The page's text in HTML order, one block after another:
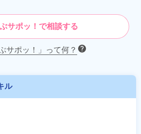
サポッ！で相談する
サポッ！」って何？
ル